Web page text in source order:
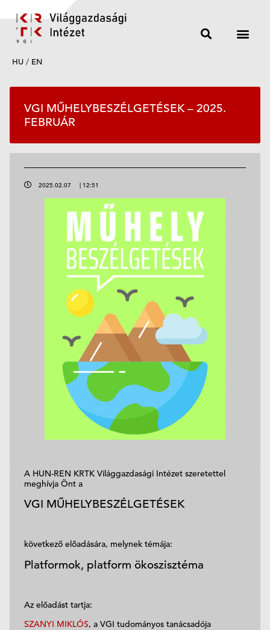
HU / EN
VGI MŰHELYBESZÉLGETÉSEK – 2025.
FEBRUÁR
2025.02.07 | 12:51
A HUN-REN KRTK Világgazdasági Intézet szeretettel
meghívja Önt a
VGI MŰHELYBESZÉLGETÉSEK
következő előadására, melynek témája:
Platformok, platform ökoszisztéma
Az előadást tartja:
SZANYI MIKLÓS, a VGI tudományos tanácsadója